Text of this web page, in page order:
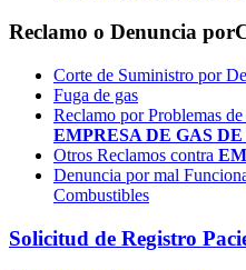
Reclamo o Denuncia por
Corte de Suministro por
Fuga de gas
Reclamo por Problemas
EMPRESA DE GAS
Otros Reclamos contra
Denuncia por mal
Combustibles
Solicitud de Registro